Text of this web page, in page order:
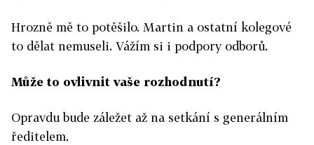
Hrozně mě to potěšilo. Martin a ostatní kolegové
to dělat nemuseli. Vážím si i podpory odborů.
Může to ovlivnit vaše rozhodnutí?
Opravdu bude záležet až na setkání s generálním
ředitelem.